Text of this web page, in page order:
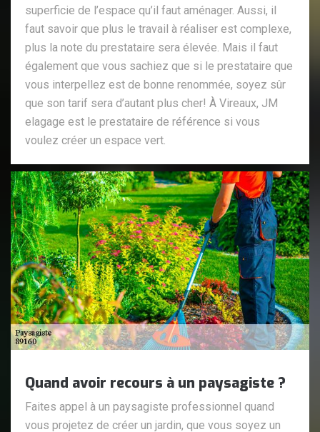
superficie de l’espace qu’il faut aménager. Aussi, il
faut savoir que plus le travail à réaliser est complexe,
plus la note du prestataire sera élevée. Mais il faut
également que vous sachiez que si le prestataire que
vous interpellez est de bonne renommée, soyez sûr
que son tarif sera d’autant plus cher! À Vireaux, JM
elagage est le prestataire de référence si vous
voulez créer un espace vert.
Quand avoir recours à un paysagiste ?
Faites appel à un paysagiste professionnel quand
vous projetez de créer un jardin, que vous soyez un